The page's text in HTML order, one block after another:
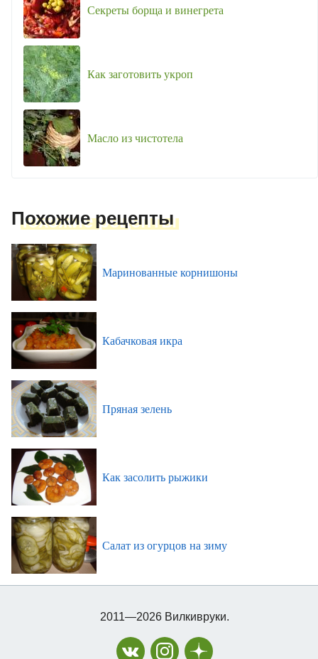
Секреты борща и винегрета
Как заготовить укроп
Масло из чистотела
Похожие рецепты
Маринованные корнишоны
Кабачковая икра
Пряная зелень
Как засолить рыжики
Салат из огурцов на зиму
2011—2026 Вилкивруки.